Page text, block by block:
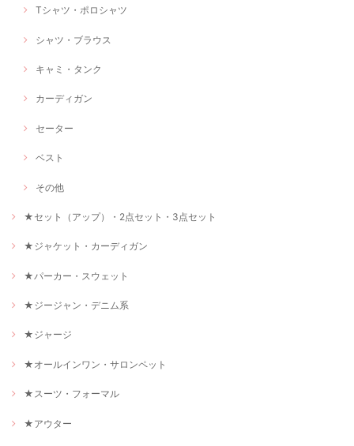
Tシャツ・ポロシャツ
シャツ・ブラウス
キャミ・タンク
カーディガン
セーター
ベスト
その他
★セット（アップ）・2点セット・3点セット
★ジャケット・カーディガン
★パーカー・スウェット
★ジージャン・デニム系
★ジャージ
★オールインワン・サロンペット
★スーツ・フォーマル
★アウター